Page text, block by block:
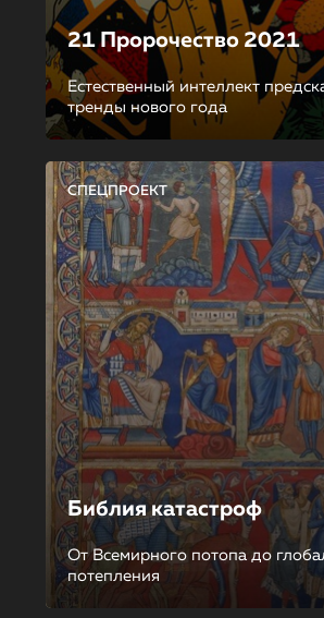
21 Пророчество 2021
Естественный интеллект
тренды нового года
СПЕЦПРОЕКТ
Библия катастроф
От Всемирного потопа до
потепления